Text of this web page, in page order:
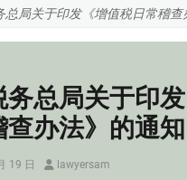
总局关于印发《增值税日常稽查
务总局关于印
查办法》的通知
19 日 Authorlawyersam